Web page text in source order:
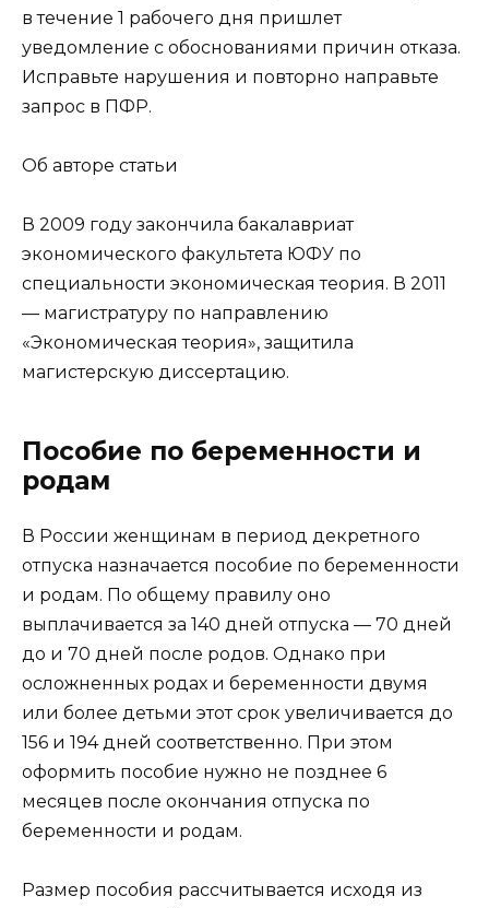
в течение 1 рабочего дня пришлет
уведомление с обоснованиями причин отказа.
Исправьте нарушения и повторно направьте
запрос в ПФР.
Об авторе статьи
В 2009 году закончила бакалавриат
экономического факультета ЮФУ по
специальности экономическая теория. В 2011
— магистратуру по направлению
«Экономическая теория», защитила
магистерскую диссертацию.
Пособие по беременности и
родам
В России женщинам в период декретного
отпуска назначается пособие по беременности
и родам. По общему правилу оно
выплачивается за 140 дней отпуска — 70 дней
до и 70 дней после родов. Однако при
осложненных родах и беременности двумя
или более детьми этот срок увеличивается до
156 и 194 дней соответственно. При этом
оформить пособие нужно не позднее 6
месяцев после окончания отпуска по
беременности и родам.
Размер пособия рассчитывается исходя из